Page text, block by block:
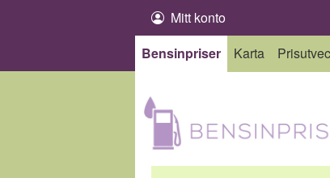
Mitt konto
Bensinpriser
Karta